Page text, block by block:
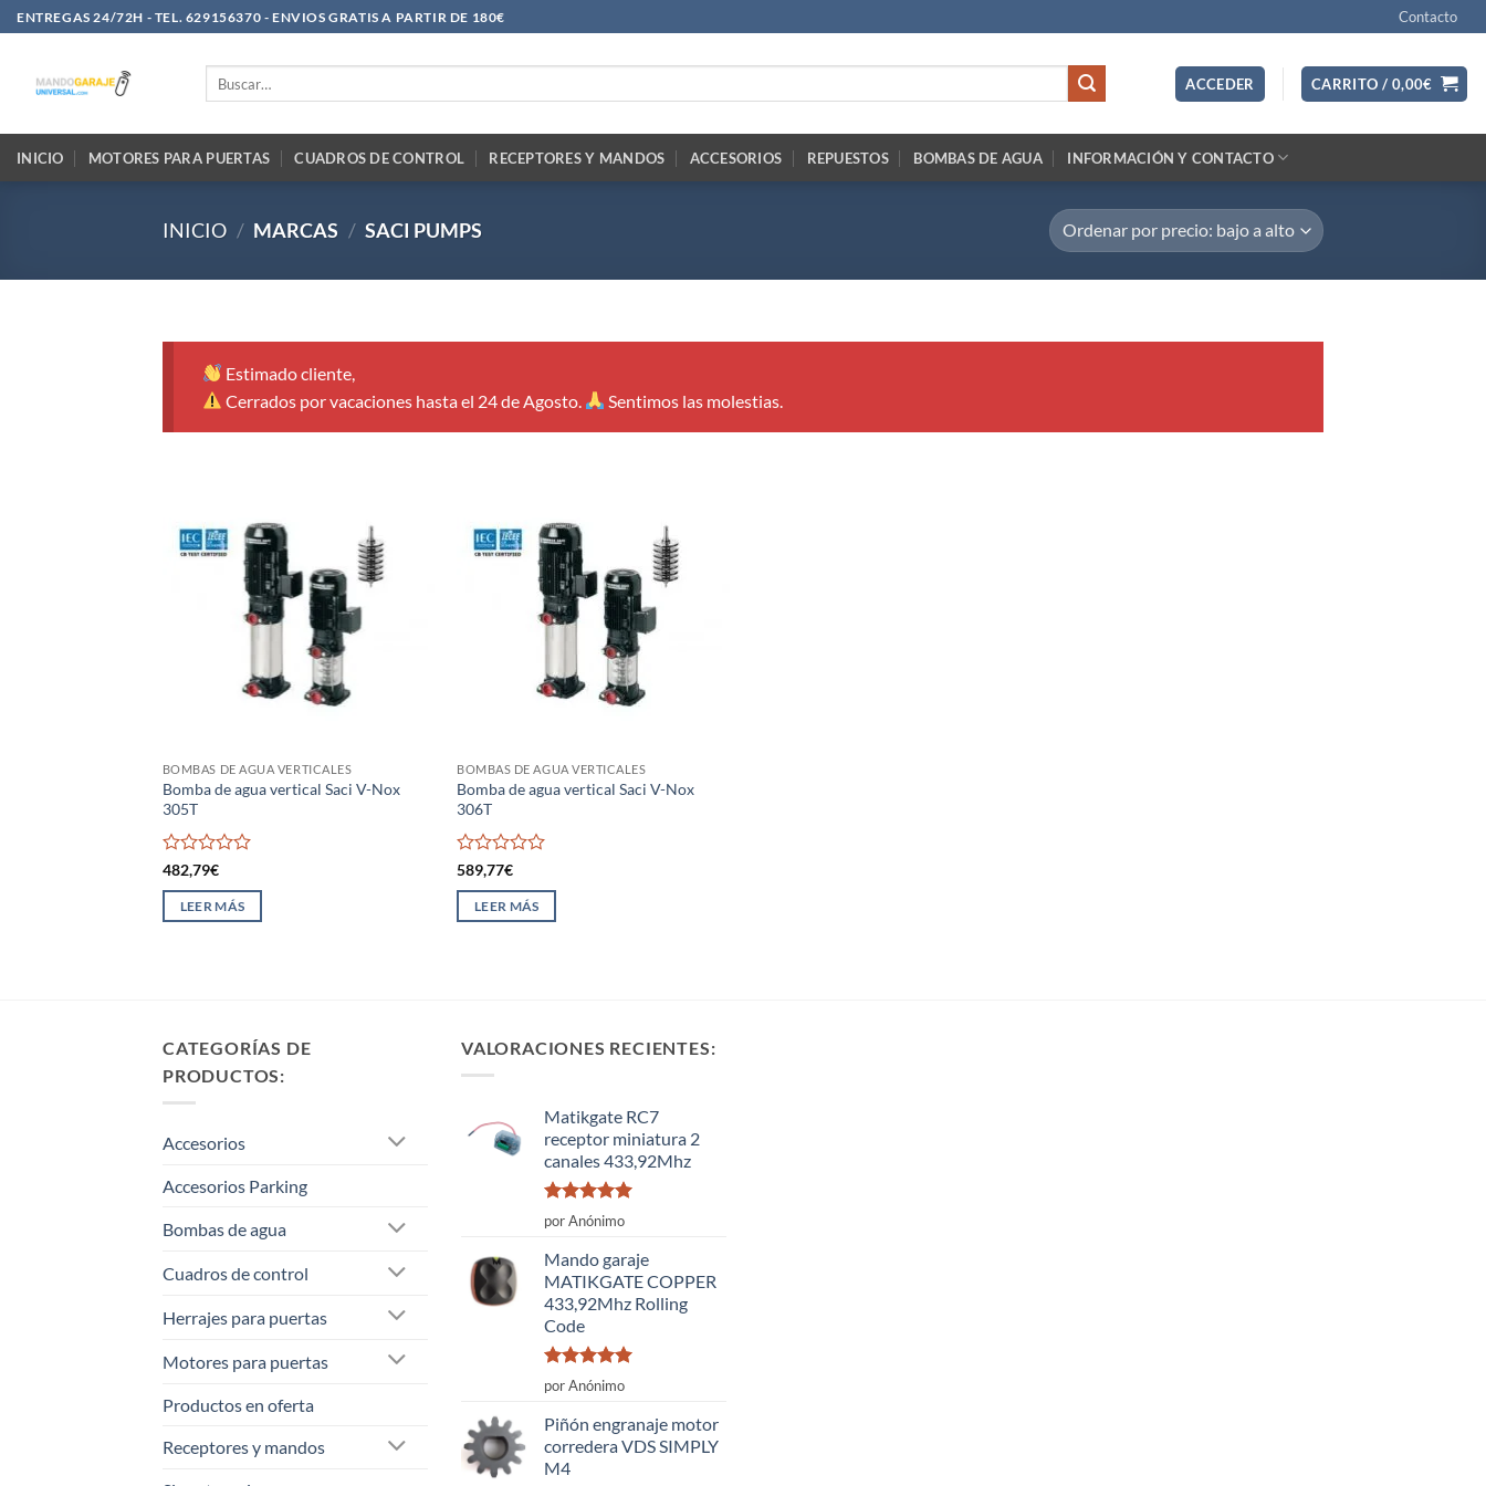
Saltar
al
ENTREGAS 24/72H - TEL. 629156370 - ENVIOS GRATIS A PARTIR DE 180€ Contacto
ACCEDER CARRITO / 0,00€
INICIO MOTORES PARA PUERTAS CUADROS DE CONTROL RECEPTORES Y MANDOS ACCESORIOS REPUESTOS BOMBAS DE AGUA INFORMACIÓN Y CONTACTO
INICIO / MARCAS / SACI PUMPS
Estimado cliente,
Cerrados por vacaciones hasta el 24 de Agosto.
Sentimos las molestias.
BOMBAS DE AGUA VERTICALES
Bomba de agua vertical Saci V-Nox
305T
Valorado
de
482,79€
LEER MÁS
BOMBAS DE AGUA VERTICALES
Bomba de agua vertical Saci V-Nox
306T
Valorado
de
589,77€
LEER MÁS
CATEGORÍAS DE
PRODUCTOS:
Accesorios
Accesorios Parking
Bombas de agua
Cuadros de control
Herrajes para puertas
Motores para puertas
Productos en oferta
Receptores y mandos
VALORACIONES RECIENTES:
Matikgate RC7
receptor miniatura 2
canales 433,92Mhz
Valorado
con
por Anónimo
Mando garaje
MATIKGATE COPPER
433,92Mhz Rolling
Code
Valorado
con
por Anónimo
Piñón engranaje motor
corredera VDS SIMPLY
M4